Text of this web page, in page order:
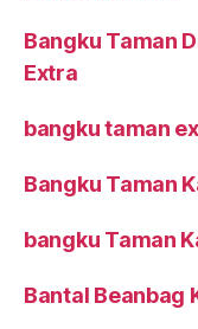
Bangku Taman
Extra
bangku taman
Bangku Taman
bangku Taman
Bantal Beanbag